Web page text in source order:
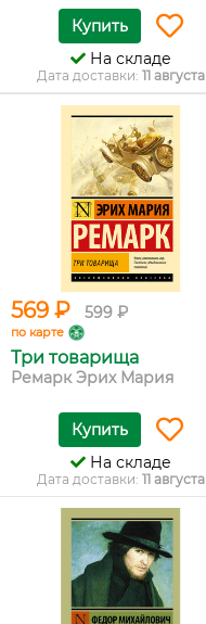
Купить
На складе
Дата доставки: 11 августа
569 ₽ 599 ₽
по карте
Три товарища
Ремарк Эрих Мария
Купить
На складе
Дата доставки: 11 августа